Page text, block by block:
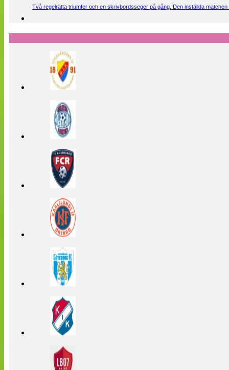
Två regelrätta triumfer och en skrivbordsseger på gång. Den inställda